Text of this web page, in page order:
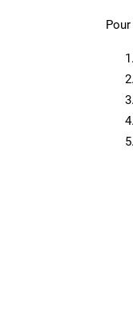
Pour